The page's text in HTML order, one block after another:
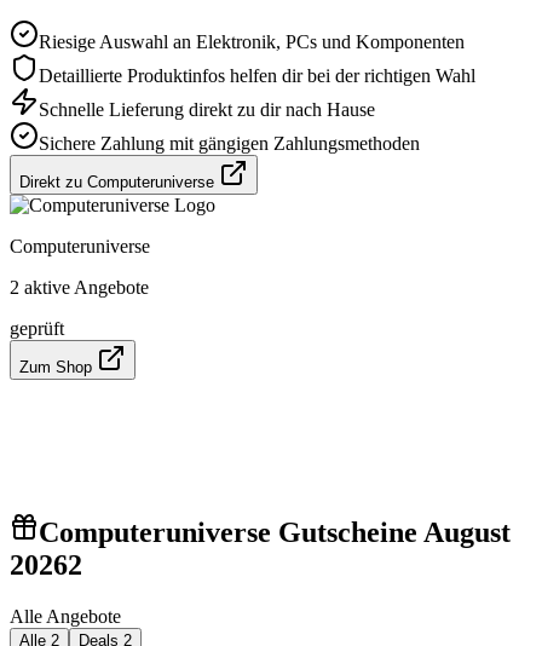
Riesige Auswahl an Elektronik, PCs und Komponenten
Detaillierte Produktinfos helfen dir bei der richtigen Wahl
Schnelle Lieferung direkt zu dir nach Hause
Sichere Zahlung mit gängigen Zahlungsmethoden
Direkt zu Computeruniverse
Computeruniverse
2 aktive Angebote
geprüft
Zum Shop
Computeruniverse Gutscheine August
20262
Alle Angebote
Alle 2 Deals 2